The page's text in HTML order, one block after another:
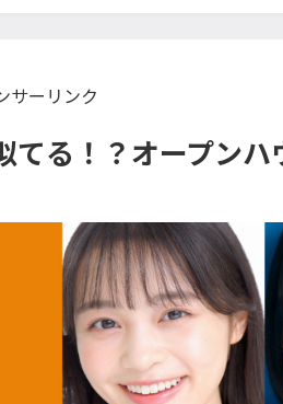
サーリンク
てる！？オープン